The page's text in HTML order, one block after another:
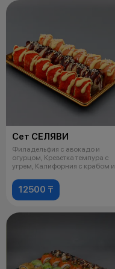
Сет СЕЛЯВИ
Филадельфия с авокадо и
огурцом, Креветка темпура с
угрем, Калифорния с крабом и
12500 ₸